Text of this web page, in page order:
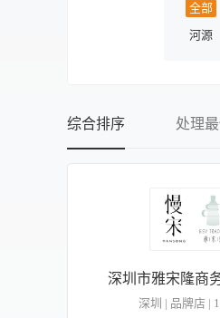
全部
河源
综合排序 处理
深圳市雅宋隆商
深圳 | 品牌店 |